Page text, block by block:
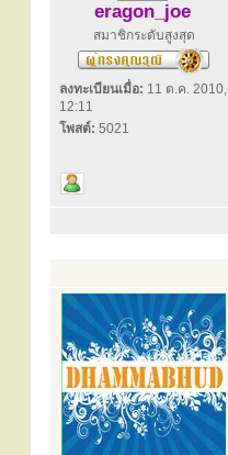
eragon_joe
สมาชิกระดับสูงสุด
ลงทะเบียนเมื่อ: 11 ต.ค. 2010,
12:11
โพสต์: 5021